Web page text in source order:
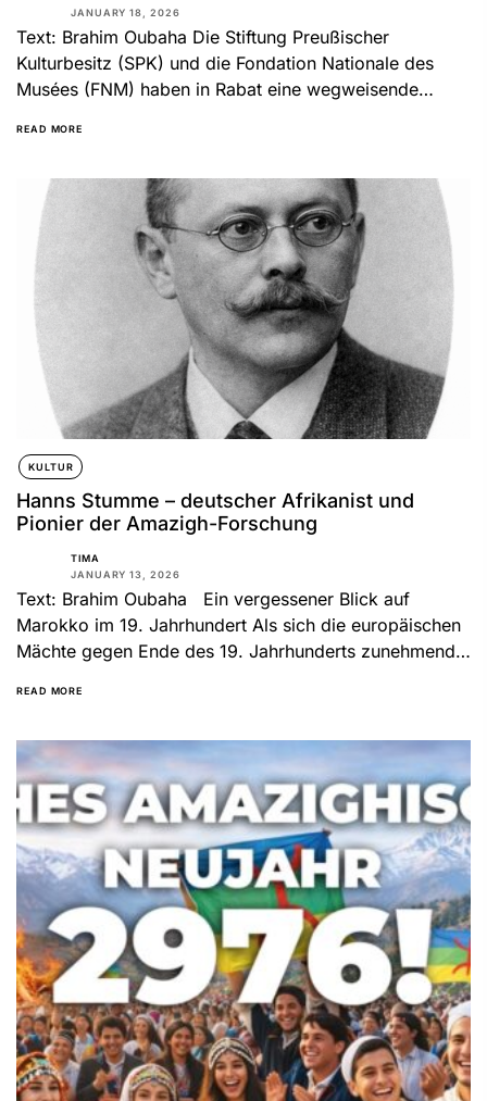
JANUARY 18, 2026
Text: Brahim Oubaha Die Stiftung Preußischer
Kulturbesitz (SPK) und die Fondation Nationale des
Musées (FNM) haben in Rabat eine wegweisende
READ MORE
KULTUR
Hanns Stumme – deutscher Afrikanist und
Pionier der Amazigh-Forschung
TIMA
JANUARY 13, 2026
Text: Brahim Oubaha Ein vergessener Blick auf
Marokko im 19. Jahrhundert Als sich die europäischen
Mächte gegen Ende des 19. Jahrhunderts zunehmend
READ MORE